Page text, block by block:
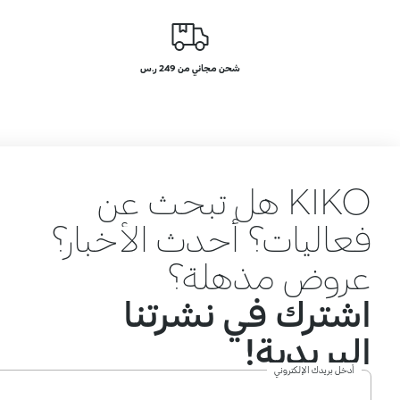
شحن مجاني من 249 ر.س
KIKO هل تبحث عن
فعاليات؟ أحدث الأخبار؟
عروض مذهلة؟
اشترك في نشرتنا
البريدية!
أدخل بريدك الإلكتروني